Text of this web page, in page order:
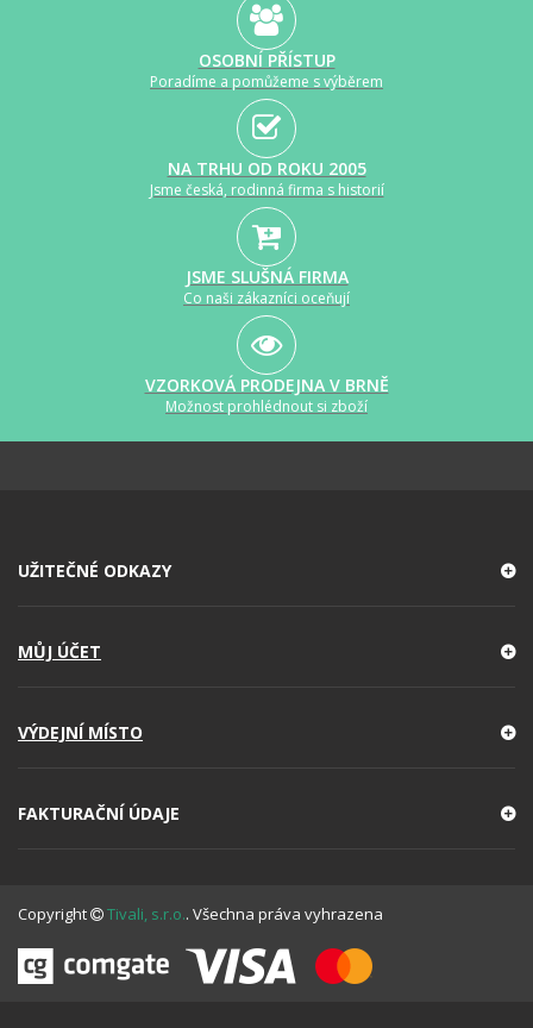
OSOBNÍ PŘÍSTUP
Poradíme a pomůžeme s výběrem
NA TRHU OD ROKU 2005
Jsme česká, rodinná firma s historií
JSME SLUŠNÁ FIRMA
Co naši zákazníci oceňují
VZORKOVÁ PRODEJNA V BRNĚ
Možnost prohlédnout si zboží
UŽITEČNÉ ODKAZY
MŮJ ÚČET
VÝDEJNÍ MÍSTO
FAKTURAČNÍ ÚDAJE
Copyright Tivali, s.r.o.. Všechna práva vyhrazena